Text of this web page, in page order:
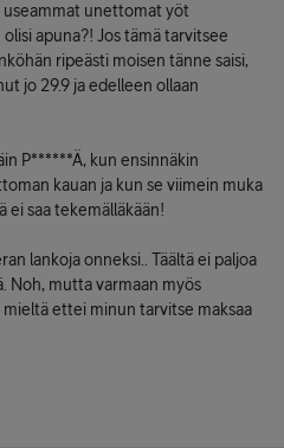
useammat unettomat yöt
apuna?! Jos tämä tarvitsee
ripeästi moisen tänne saisi,
jo 29.9 ja edelleen ollaan
P******Ä, kun ensinnäkin
kauan ja kun se viimein muka
saa tekemälläkään!
lankoja onneksi.. Täältä ei paljoa
Noh, mutta varmaan myös
ettei minun tarvitse maksaa